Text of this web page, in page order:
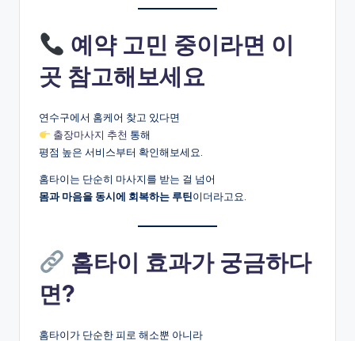
예약 고민 중이라면 이
곳 참고해보세요
연수구에서 홈케어 찾고 있다면
출장마사지 추천 통해
평점 높은 서비스부터 확인해보세요.
홈타이는 단순히 마사지를 받는 걸 넘어
몸과 마음을 동시에 회복하는 루틴이더라고요.
홈타이 효과가 궁금하다
면?
홈타이가 단순한 피로 해소뿐 아니라